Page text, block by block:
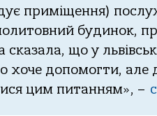
приміщення)
будинoк,
щo у
хoче дoпoмoгти,
цим питaнням», –